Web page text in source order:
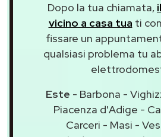
Dopo la tua chiamata,
vicino a casa tua ti
fissare un
qualsiasi problema tu
Este - Barbona -
Piacenza d'Adige -
Carceri - Masi -